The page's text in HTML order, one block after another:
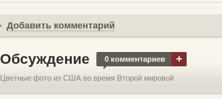
Добавить комментарий
Обсуждение 0 комментариев +
Цветные фото из США во время Второй мировой